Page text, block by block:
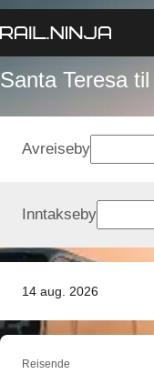
Santa Teresa
14 aug. 2026
Avreiseby
Inntakseby
Reisende